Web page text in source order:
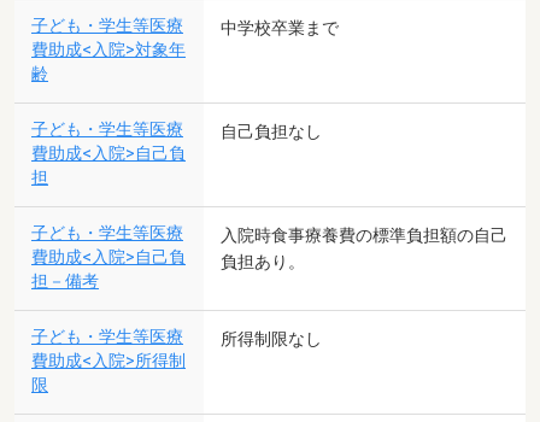
子ども・学生等医療
費助成<入院>対象年
齢
中学校卒業まで
子ども・学生等医療
費助成<入院>自己負
担
自己負担なし
子ども・学生等医療
費助成<入院>自己負
担－備考
入院時食事療養費の標準負担額の自己
負担あり。
子ども・学生等医療
費助成<入院>所得制
限
所得制限なし